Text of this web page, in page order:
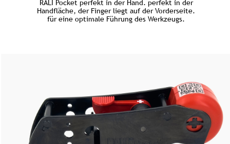
RALI Pocket perfekt in der Hand. perfekt in der
Handfläche, der Finger liegt auf der Vorderseite.
für eine optimale Führung des Werkzeugs.